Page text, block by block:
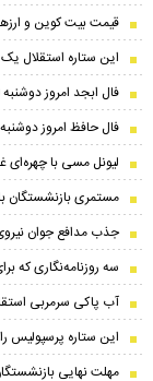
قیمت بیت کوین و ارز‌های
این ستاره استقلال
فال ابجد امروز دوشنبه 19 مرداد ماه 1405
فال حافظ امروز دوشنبه 19 مرداد ماه 1405
لیونل مسی با
مستمری بازنشستگان
جذب مدافع جوان
سه روزنامه‌نگاری که
آب پاکی سرمربی
این ستاره پرسپولیس
مهلت نهایی